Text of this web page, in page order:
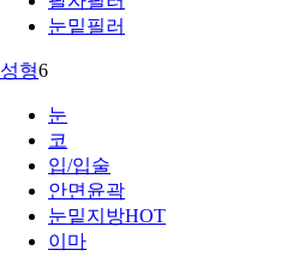
눈밑필러
성형6
눈
코
입/입술
안면윤곽
눈밑지방HOT
이마